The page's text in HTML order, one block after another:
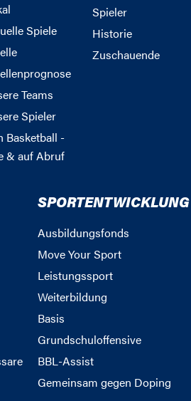
Spiele
Teams
Spieler
Basketball -
& auf Abruf
Spieler
Historie
Zuschauende
SPORTENTWICKLUNG
Ausbildungsfonds
Move Your Sport
Leistungssport
Weiterbildung
Basis
Grundschuloffensive
BBL-Assist
Gemeinsam gegen Doping